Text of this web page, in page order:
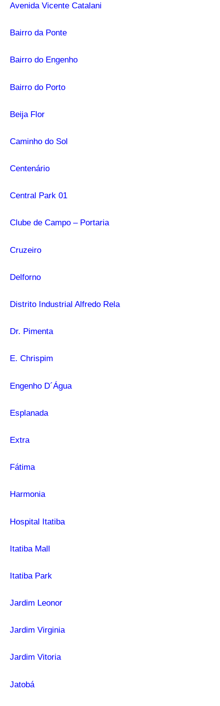
Avenida Vicente Catalani
Bairro da Ponte
Bairro do Engenho
Bairro do Porto
Beija Flor
Caminho do Sol
Centenário
Central Park 01
Clube de Campo – Portaria
Cruzeiro
Delforno
Distrito Industrial Alfredo Rela
Dr. Pimenta
E. Chrispim
Engenho D´Água
Esplanada
Extra
Fátima
Harmonia
Hospital Itatiba
Itatiba Mall
Itatiba Park
Jardim Leonor
Jardim Virginia
Jardim Vitoria
Jatobá